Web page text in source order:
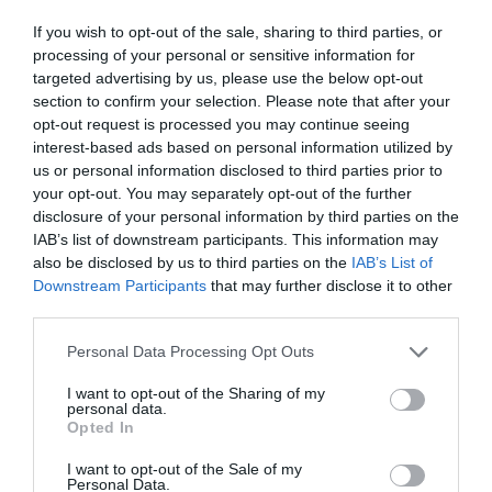
If you wish to opt-out of the sale, sharing to third parties, or
processing of your personal or sensitive information for
targeted advertising by us, please use the below opt-out
section to confirm your selection. Please note that after your
opt-out request is processed you may continue seeing
interest-based ads based on personal information utilized by
us or personal information disclosed to third parties prior to
your opt-out. You may separately opt-out of the further
disclosure of your personal information by third parties on the
IAB’s list of downstream participants. This information may
also be disclosed by us to third parties on the IAB’s List of
Downstream Participants that may further disclose it to other
Please note that this website/app uses one or more Google
not limited to your visit or usage behaviour. You may click to
grant or deny consent to Google and its third-party tags to
use your data for below specified purposes in below Google
consent section.
Personal Data Processing Opt Outs
I want to opt-out of the Sharing of my
personal data.
Opted In
I want to opt-out of the Sale of my
Personal Data.
Ne maradjon le a legfrissebb hírekről, kövessen
bennünket az EGRI ÜGYEK Google Hírek oldalán!
VISSZA A FŐOLDALRA
Legfrissebb híreink
35 PERCES TANÓRÁK ÉS KEVESEBB HÁZI